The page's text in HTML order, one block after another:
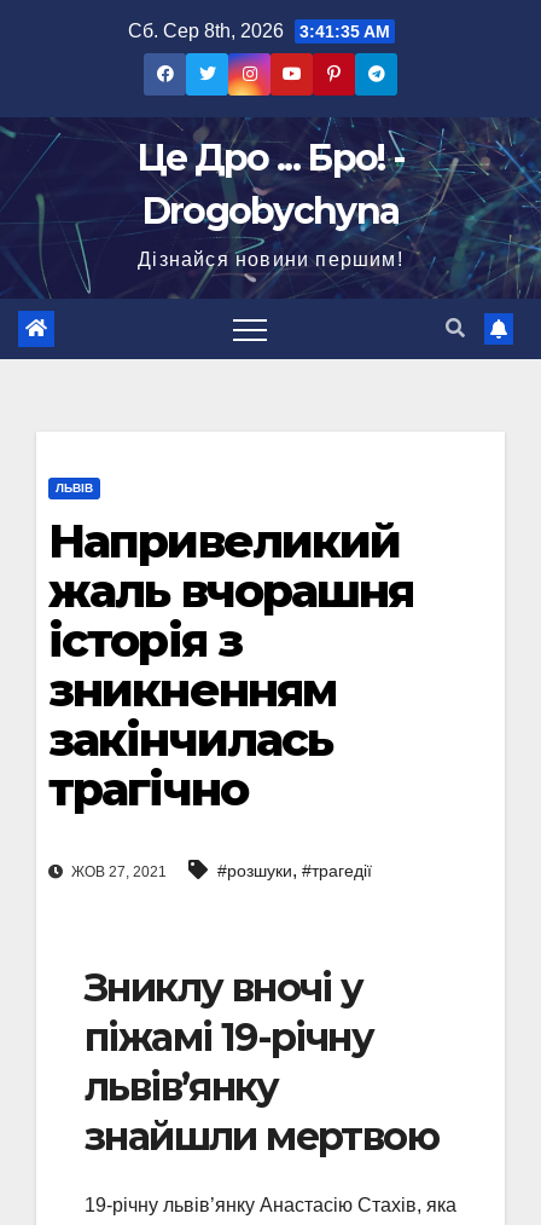
Сб. Сер 8th, 2026 3:41:36 AM
Це Дро ... Бро! -
Drogobychyna
Дізнайся новини першим!
ЛЬВІВ
Напривеликий
жаль вчорашня
історія з
зникненням
закінчилась
трагічно
ЖОВ 27, 2021 #розшуки, #трагедії
Зниклу вночі у
піжамі 19-річну
львів’янку
знайшли мертвою
19-річну львів’янку Анастасію Стахів, яка